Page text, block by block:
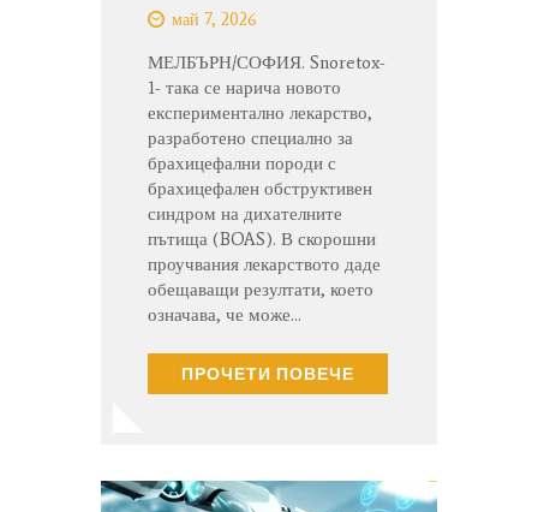
май 7, 2026
МЕЛБЪРН/СОФИЯ. Snoretox-
1- така се нарича новото
експериментално лекарство,
разработено специално за
брахицефални породи с
брахицефален обструктивен
синдром на дихателните
пътища (BOAS). В скорошни
проучвания лекарството даде
обещаващи резултати, което
означава, че може…
ПРОЧЕТИ ПОВЕЧЕ